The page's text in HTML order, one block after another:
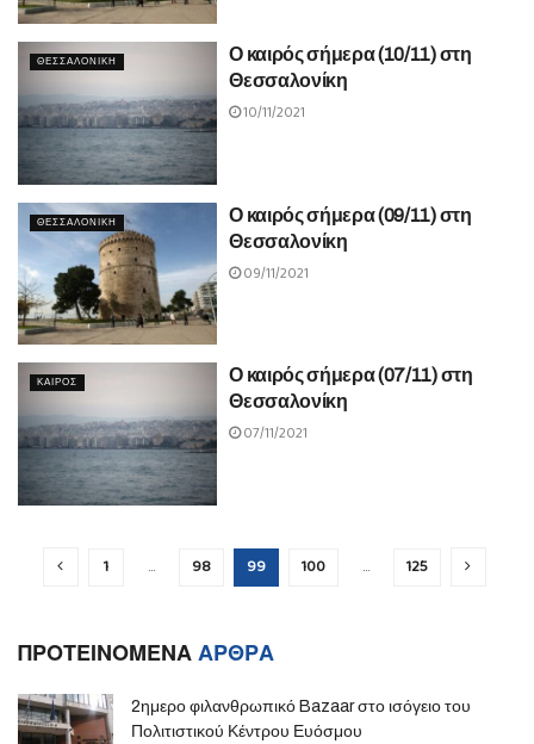
ΘΕΣΣΑΛΟΝΙΚΗ
Ο καιρός σήμερα (10/11) στη
Θεσσαλονίκη
10/11/2021
ΘΕΣΣΑΛΟΝΙΚΗ
Ο καιρός σήμερα (09/11) στη
Θεσσαλονίκη
09/11/2021
ΚΑΙΡΟΣ
Ο καιρός σήμερα (07/11) στη
Θεσσαλονίκη
07/11/2021
1 … 98 99 100 … 125
ΠΡΟΤΕΙΝΟΜΕΝΑΑΡΘΡΑ
2ημερο φιλανθρωπικό Bazaar στο ισόγειο του
Πολιτιστικού Κέντρου Ευόσμου